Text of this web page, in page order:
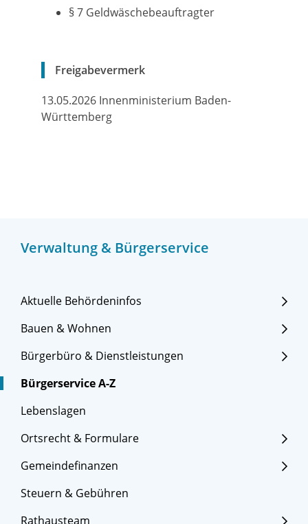
Verwaltung & Bürgerservice
Aktuelle Behördeninfos
Bauen & Wohnen
Bürgerbüro & Dienstleistungen
Bürgerservice A-Z
Lebenslagen
Ortsrecht & Formulare
Gemeindefinanzen
Steuern & Gebühren
Rathausteam
§ 7 Geldwäschebeauftragter
Freigabevermerk
13.05.2026 Innenministerium Baden-
Württemberg